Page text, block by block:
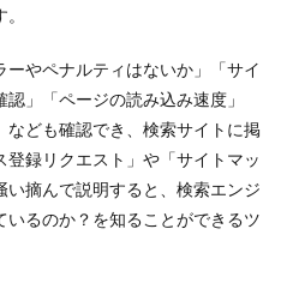
やペナルティはないか」「サイ
」「ページの読み込み速度」
なども確認でき、検索サイトに掲
録リクエスト」や「サイトマッ
い摘んで説明すると、検索エンジ
いるのか？を知ることができるツ